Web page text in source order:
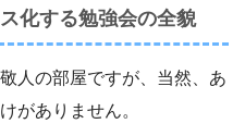
化する勉強会の全貌
人の部屋ですが、当然、あ
がありません。